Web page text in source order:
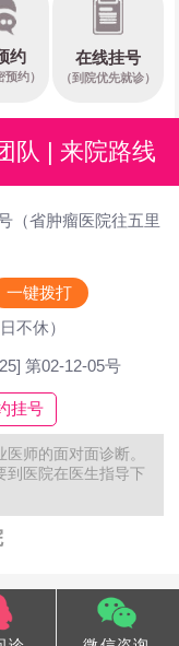
约
预约）
在线挂号
（到院优先就诊）
队 来院路线
（省肿瘤医院往五里
一键拨打
不休）
第02-12-05号
挂号
师的面对面诊断。
到医院在医生指导下